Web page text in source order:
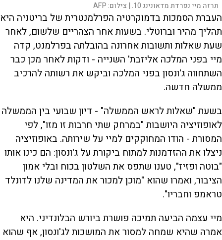
תרזה מיי נפרדת מדאונינג 10. | צילום:AFP
העברת הסמכות בדמוקרטיה הפרלמנטרית של בריטניה היא
תהליך מהיר וברוטלי. בשעות אחר הצהריים שלשום, לאחר
שעת שאלות ותשובות אחרונה בהובלתה בפרלמנט, קדה
מיי בפני המלכה אליזבת' השנייה - ודקות לאחר מכן כבר
השתחווה ג'ונסון בפני המלכה וביקש את רשותה להרכיב
ממשלה חדשה.
בשעת "שאלות לראש הממשלה" - דיון שבועי בין הממשלה
לאופוזיציה היושבות "במרחק שתי חרבות זו מזו", לפי
המסורת - הודו המחוקקים למיי על שירותה. באופוזיציה
ניצלו את ההזדמנות למתוח ביקורת על ג'ונסון: הם כינו אותו
"בוטה ופזיז", טענו שתפס את השלטון בכוח ובלי אמון
הציבור, ואמרו שהוא "מוכן למכור את המדינה שלנו לדונלד
טראמפ וחבריו".
מיי עצמה הביעה תמיכה פושרת ביורש הבלונדיני. היא
אמרה שהיא שמחה למסור את המושכות לג'ונסון, אף שהוא